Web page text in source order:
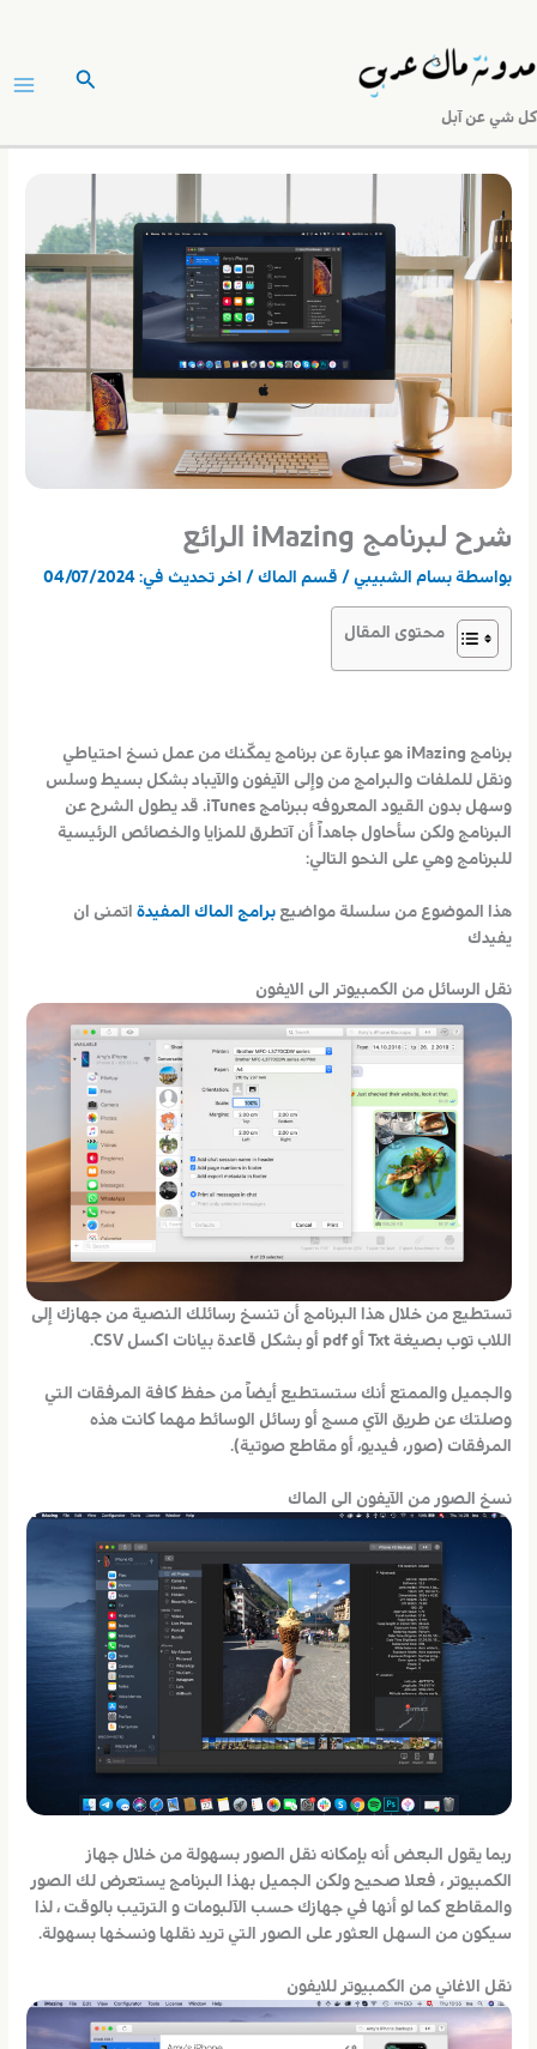
إلى
كل شي عن آبل
البحث
شرح لبرنامج iMazing الرائع
بواسطة بسام الشبيبي / قسم الماك / اخر تحديث في: 04/07/2024
محتوى المقال
برنامج iMazing هو عبارة عن برنامج يمكّنك من عمل نسخ احتياطي
ونقل للملفات والبرامج من وإلى الآيفون والآيباد بشكل بسيط وسلس
وسهل بدون القيود المعروفه ببرنامج iTunes. قد يطول الشرح عن
البرنامج ولكن سأحاول جاهداً أن آتطرق للمزايا والخصائص الرئيسية
للبرنامج وهي على النحو التالي:
هذا الموضوع من سلسلة مواضيعبرامج الماك المفيدة اتمنى ان
يفيدك
نقل الرسائل من الكمبيوتر الى الايفون
تستطيع من خلال هذا البرنامج أن تنسخ رسائلك النصية من جهازك إلى
اللاب توب بصيغة Txt أو pdf أو بشكل قاعدة بيانات اكسل CSV.
والجميل والممتع أنك ستستطيع أيضاً من حفظ كافة المرفقات التي
وصلتك عن طريق الآي مسج أو رسائل الوسائط مهما كانت هذه
المرفقات (صور، فيديو، أو مقاطع صوتية).
نسخ الصور من الآيفون الى الماك
ربما يقول البعض أنه بإمكانه نقل الصور بسهولة من خلال جهاز
الكمبيوتر ، فعلا صحيح ولكن الجميل بهذا البرنامج يستعرض لك الصور
والمقاطع كما لو أنها في جهازك حسب الآلبومات و الترتيب بالوقت ، لذا
سيكون من السهل العثور على الصور التي تريد نقلها ونسخها بسهولة.
نقل الاغاني من الكمبيوتر للايفون